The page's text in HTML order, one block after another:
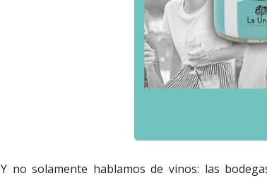
Y no solamente hablamos de vinos: las